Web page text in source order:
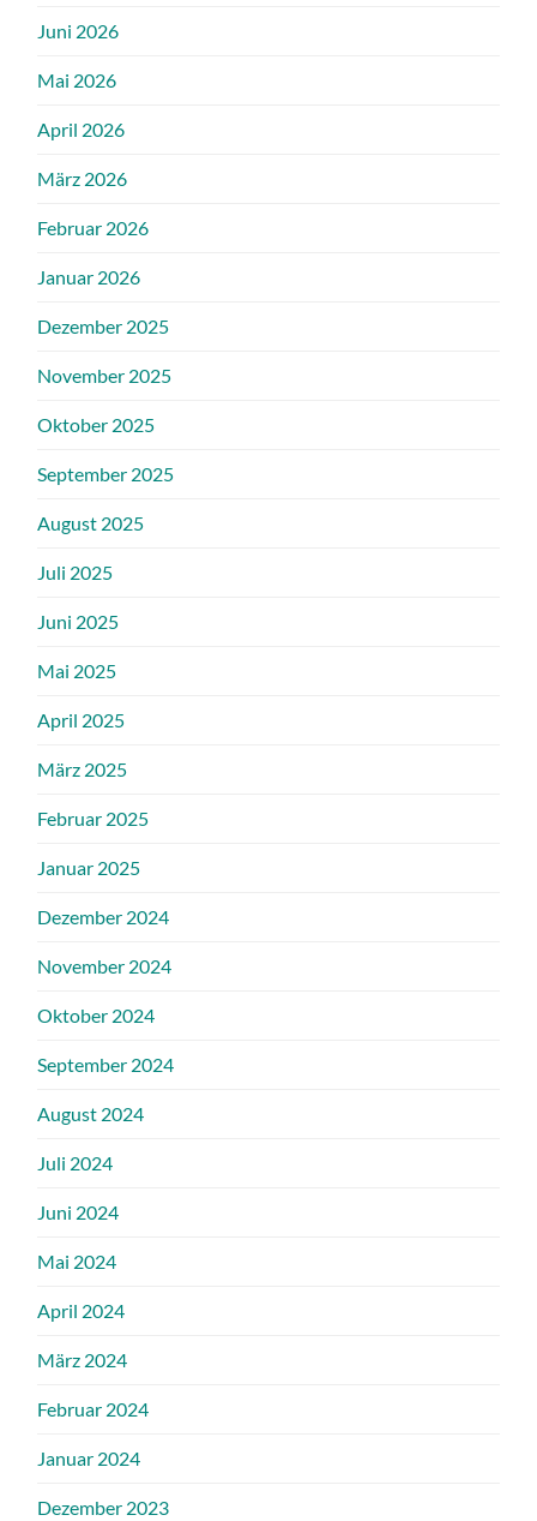
Juni 2026
Mai 2026
April 2026
März 2026
Februar 2026
Januar 2026
Dezember 2025
November 2025
Oktober 2025
September 2025
August 2025
Juli 2025
Juni 2025
Mai 2025
April 2025
März 2025
Februar 2025
Januar 2025
Dezember 2024
November 2024
Oktober 2024
September 2024
August 2024
Juli 2024
Juni 2024
Mai 2024
April 2024
März 2024
Februar 2024
Januar 2024
Dezember 2023